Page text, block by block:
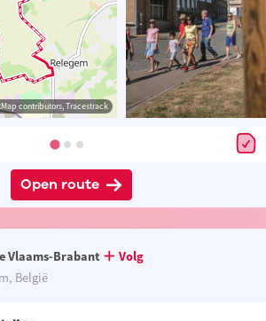
contributors, Tracestrack
Open route
Vlaams-Brabant
Volg
België